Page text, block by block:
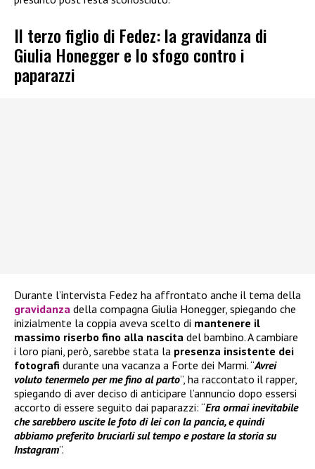
Il terzo figlio di Fedez: la gravidanza di
Giulia Honegger e lo sfogo contro i
paparazzi
Durante l’intervista Fedez ha affrontato anche il tema della
gravidanza della compagna Giulia Honegger, spiegando che
inizialmente la coppia aveva scelto di mantenere il
massimo riserbo fino alla nascita del bambino. A cambiare
i loro piani, però, sarebbe stata la presenza insistente dei
fotografi durante una vacanza a Forte dei Marmi. “Avrei
voluto tenermelo per me fino al parto”, ha raccontato il rapper,
spiegando di aver deciso di anticipare l’annuncio dopo essersi
accorto di essere seguito dai paparazzi: “Era ormai inevitabile
che sarebbero uscite le foto di lei con la pancia, e quindi
abbiamo preferito bruciarli sul tempo e postare la storia su
Instagram”.